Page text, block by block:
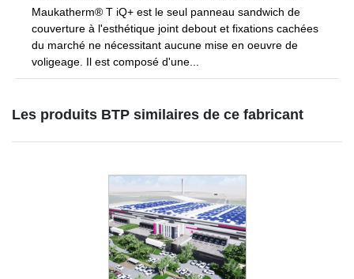
Maukatherm® T iQ+ est le seul panneau sandwich de
couverture à l'esthétique joint debout et fixations cachées
du marché ne nécessitant aucune mise en oeuvre de
voligeage. Il est composé d'une...
Les produits BTP similaires de ce fabricant